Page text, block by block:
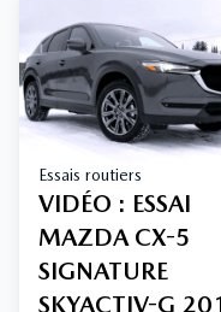
Essais routiers
VIDÉO : ESSAI
MAZDA CX-5
SIGNATURE
SKYACTIV-G